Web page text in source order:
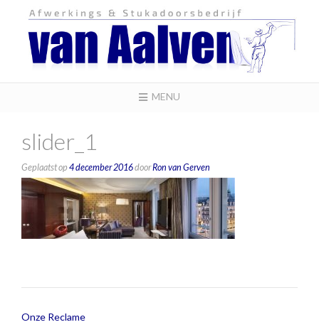
MENU
slider_1
Geplaatst op 4 december 2016doorRon van Gerven
Bericht
Onze Reclame